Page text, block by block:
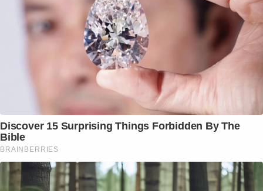
Discover 15 Surprising Things Forbidden By The
Bible
BRAINBERRIES